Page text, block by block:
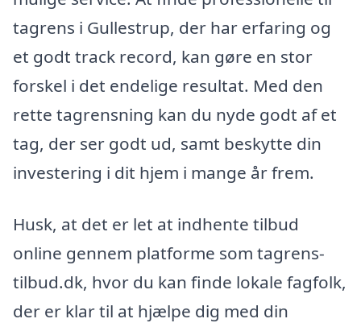
tagrens i Gullestrup, der har erfaring og
et godt track record, kan gøre en stor
forskel i det endelige resultat. Med den
rette tagrensning kan du nyde godt af et
tag, der ser godt ud, samt beskytte din
investering i dit hjem i mange år frem.
Husk, at det er let at indhente tilbud
online gennem platforme som tagrens-
tilbud.dk, hvor du kan finde lokale fagfolk,
der er klar til at hjælpe dig med din